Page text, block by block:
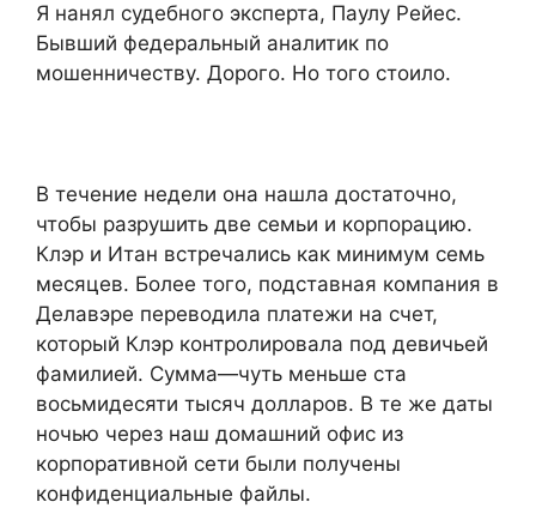
Я нанял судебного эксперта, Паулу Рейес.
Бывший федеральный аналитик по
мошенничеству. Дорого. Но того стоило.
В течение недели она нашла достаточно,
чтобы разрушить две семьи и корпорацию.
Клэр и Итан встречались как минимум семь
месяцев. Более того, подставная компания в
Делавэре переводила платежи на счет,
который Клэр контролировала под девичьей
фамилией. Сумма—чуть меньше ста
восьмидесяти тысяч долларов. В те же даты
ночью через наш домашний офис из
корпоративной сети были получены
конфиденциальные файлы.